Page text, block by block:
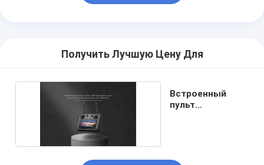
Получить Лучшую Цену Для
Встроенный
пульт